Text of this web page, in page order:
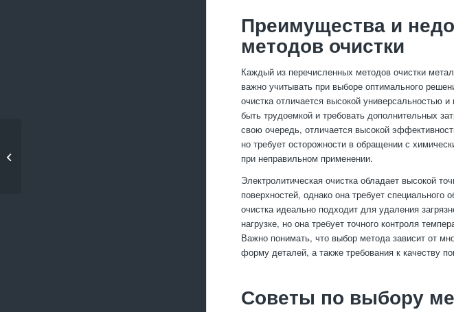
Преимущества и
методов очистки
Каждый из перечисленных методов очистки
важно учитывать при выборе оптимального
очистка отличается высокой
быть трудоемкой и требовать дополнительных
свою очередь, отличается высокой
но требует осторожности в обращении с
при неправильном применении.
Электролитическая очистка обладает высокой
поверхностей, однако она требует
очистка идеально подходит для удаления
нагрузке, но она требует точного контроля
Важно понимать, что выбор метода зависит от
форму деталей, а также требования к качеству
Советы по выбору